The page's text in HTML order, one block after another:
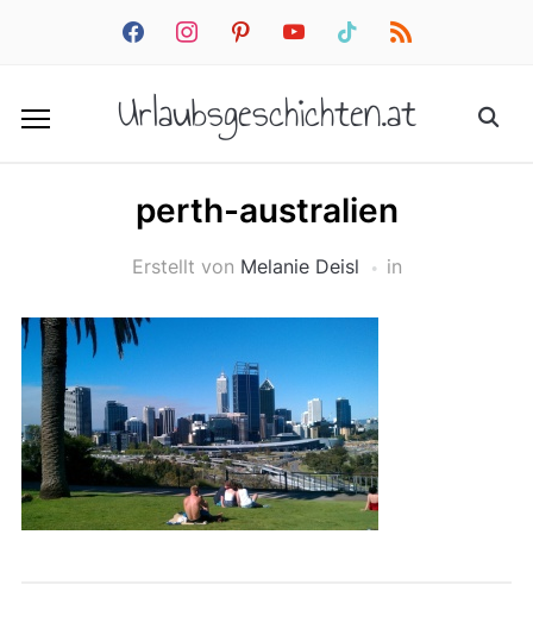
facebookinstagrampinterestyoutube tiktok rss
Urlaubsgeschichten.at
perth-australien
Erstellt von Melanie Deisl in